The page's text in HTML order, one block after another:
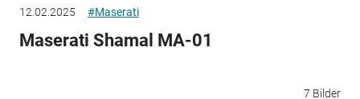
12.02.2025 #Maserati
Maserati Shamal MA-01
7 Bilder